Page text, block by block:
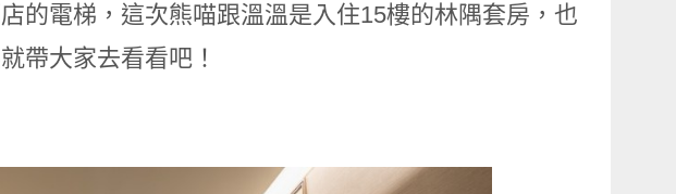
的電梯，這次熊喵跟溫溫是入住15樓的林隅套房，也
帶大家去看看吧！